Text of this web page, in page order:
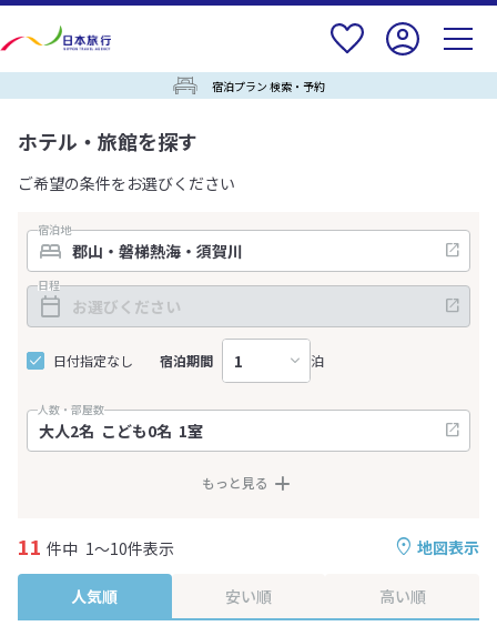
宿泊プラン 検索・予約
ホテル・旅館を探す
ご希望の条件をお選びください
宿泊地
日程
日付指定なし 宿泊期間 泊
人数・部屋数
もっと見る
地図表示
11 件中 1～10件表示
人気順 安い順 高い順